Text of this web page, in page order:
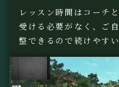
レッスン時間はコーチ
受ける必要がなく、ご
整できるので続けやすい